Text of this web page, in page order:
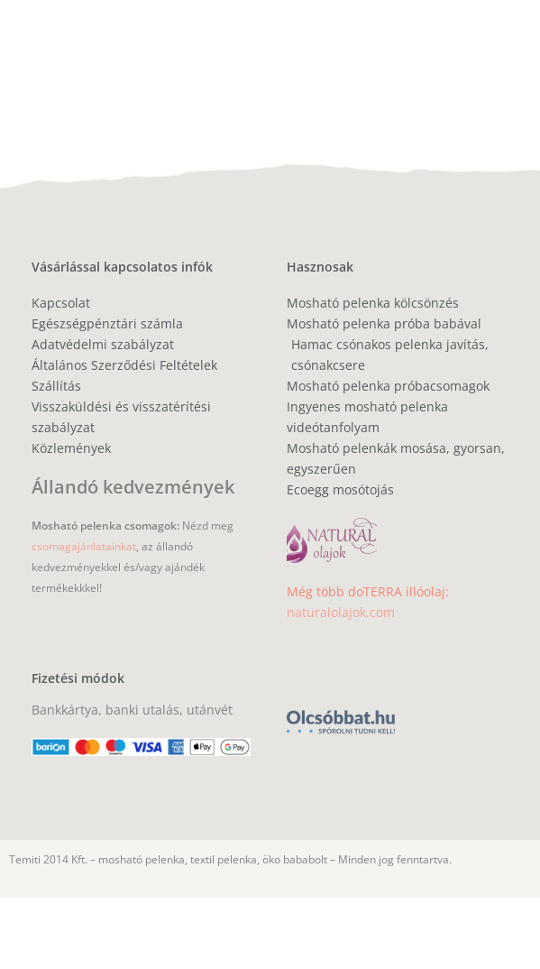
Vásárlással kapcsolatos infók
Kapcsolat
Egészségpénztári számla
Adatvédelmi szabályzat
Általános Szerződési Feltételek
Szállítás
Visszaküldési és visszatérítési
szabályzat
Közlemények
Állandó kedvezmények
Mosható pelenka csomagok: Nézd meg
csomagajánlatainkat, az állandó
kedvezményekkel és/vagy ajándék
termékekkkel!
Fizetési módok
Bankkártya, banki utalás, utánvét
Hasznosak
Mosható pelenka kölcsönzés
Mosható pelenka próba babával
Hamac csónakos pelenka javítás,
csónakcsere
Mosható pelenka próbacsomagok
Ingyenes mosható pelenka
videótanfolyam
Mosható pelenkák mosása, gyorsan,
egyszerűen
Ecoegg mosótojás
Még több doTERRA illóolaj:
naturalolajok.com
Temiti 2014 Kft. – mosható pelenka, textil pelenka, öko bababolt – Minden jog fenntartva.